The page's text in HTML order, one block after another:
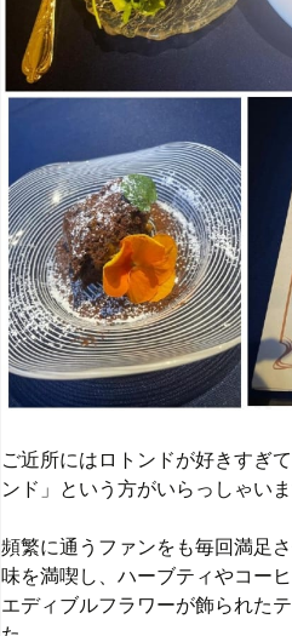
ご近所にはロトンドが好きすぎ
ンド」という方がいらっしゃいま
頻繁に通うファンをも毎回満足
味を満喫し、ハーブティやコー
エディブルフラワーが飾られた